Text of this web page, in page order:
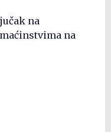
na
na